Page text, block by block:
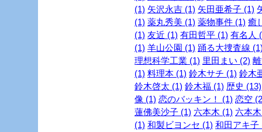
(1) 矢沢永吉 (1) 矢田亜希子 (1)
(1) 薬丸秀美 (1) 薬物事件 (1) 癒
(1) 友近 (1) 有田哲平 (1) 有名人
(1) 羊山公園 (1) 踊る大捜査線
理想科学工業 (1) 里田まい (2)
(1) 料理本 (1) 鈴木サチ (1) 鈴木
鈴木啓太 (1) 鈴木福 (1) 歴史 (13)
像 (1) 恋のバッキン！ (1) 恋空
蓮佛美沙子 (1) 六本木 (1) 六本
(1) 和製ビヨンセ (1) 和田アキ子